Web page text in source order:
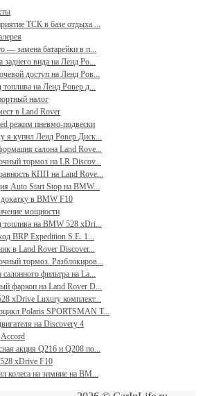
ТСК в базе отдыха ...
— замена батарейки в п...
заднего вида на Ленд Ро...
доступ на Ленд Ров...
топлива на Ленд Ровер д...
налог
в Land Rover
режим пневмо-подвески
я купил Ленд Ровер Диск...
салона Land Rove...
тормоз на LR Discov...
КПП на Land Rove...
Auto Start Stop на BMW...
в BMW F10
мощности
топлива на BMW 528 xDri...
BRP Expedition S.E. 1...
в Land Rover Discover...
тормоз. Разблокиров...
салонного фильтра на La...
фаркоп на Land Rover D...
xDrive Luxury комплект...
Polaris SPORTSMAN T...
на Discovery 4
акция Q216 и Q208 по...
xDrive F10
колеса на зимние на BM...